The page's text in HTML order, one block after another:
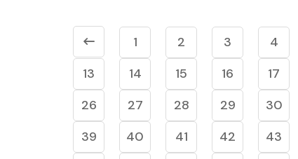
1 2 3 4
13
14 15 16 17
26
27 28 29 30
39
40 41 42 43